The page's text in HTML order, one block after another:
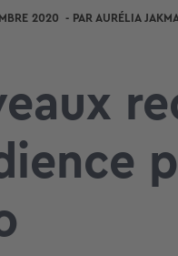
2020 - PARAURÉLIA